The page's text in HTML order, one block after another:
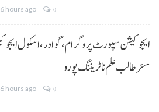
6 hours ago 0
مسڑ طالب علم نا ٹریننگ پورو
6 hours ago 0